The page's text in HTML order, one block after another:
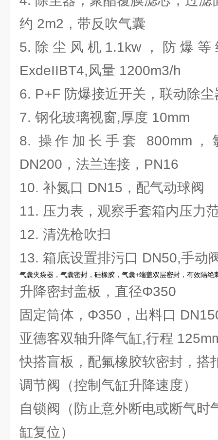
约 2m2，带反吹气囊
5. 除 尘 风 机 1.1kw ， 防 爆 等
ExdeIIBT4,风量 1200m3/h
6. P+F 防爆接近开关，联动除尘
7. 钢化玻璃视窗,厚度 10mm
8. 操作加长手套 800mm
DN200，法兰连接，PN16
10. 补氮口 DN15，配气动球阀
11. 压力表，观察手套箱内压力
12. 清洗枪吹扫
13. 箱底设置排污口 DN50,手动
气囊夹袋器，气囊密封，硅橡胶，气囊+端盖双层密封，有效隔绝
升降密封盖板，直径Φ350
固定筒体，Φ350，出料口
亚德客双轴升降气缸,行程
快搭盲板，配氟橡胶软密封，搭
调节阀（控制气缸升降速度）
自锁阀（防止意外断电或断气时
缸复位）